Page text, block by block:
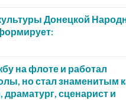
Донецкой
на флоте и работал
но стал знаменитым
драматург, сценарист и